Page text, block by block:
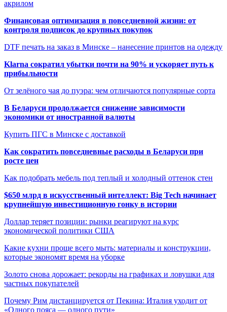
акрилом
Финансовая оптимизация в повседневной жизни: от
контроля подписок до крупных покупок
DTF печать на заказ в Минске – нанесение принтов на одежду
Klarna сократил убытки почти на 90% и ускоряет путь к
прибыльности
От зелёного чая до пуэра: чем отличаются популярные сорта
В Беларуси продолжается снижение зависимости
экономики от иностранной валюты
Купить ПГС в Минске с доставкой
Как сократить повседневные расходы в Беларуси при
росте цен
Как подобрать мебель под теплый и холодный оттенок стен
$650 млрд в искусственный интеллект: Big Tech начинает
крупнейшую инвестиционную гонку в истории
Доллар теряет позиции: рынки реагируют на курс
экономической политики США
Какие кухни проще всего мыть: материалы и конструкции,
которые экономят время на уборке
Золото снова дорожает: рекорды на графиках и ловушки для
частных покупателей
Почему Рим дистанцируется от Пекина: Италия уходит от
«Одного пояса — одного пути»